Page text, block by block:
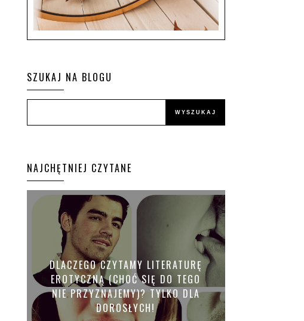
SZUKAJ NA BLOGU
NAJCHĘTNIEJ CZYTANE
DLACZEGO CZYTAMY LITERATURĘ
EROTYCZNĄ (CHOĆ SIĘ DO TEGO
NIE PRZYZNAJEMY)? TYLKO DLA
DOROSŁYCH!